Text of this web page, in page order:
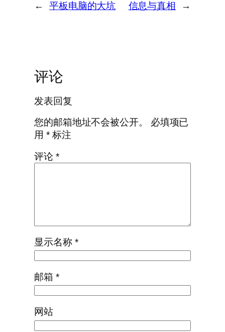
← 平板电脑的大坑 信息与真相 →
评论
发表回复
您的邮箱地址不会被公开。
必填项已
用 *标注
评论 *
显示名称 *
邮箱 *
网站